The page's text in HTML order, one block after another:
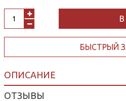
БЫСТРЫЙ
ОПИСАНИЕ
ОТЗЫВЫ